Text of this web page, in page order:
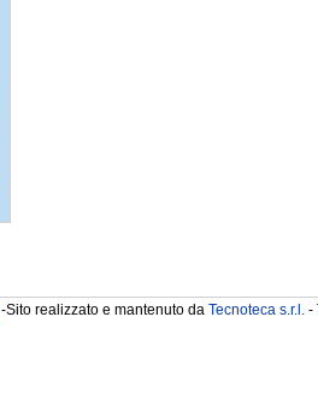
-Sito realizzato e mantenuto da Tecnoteca s.r.l. -